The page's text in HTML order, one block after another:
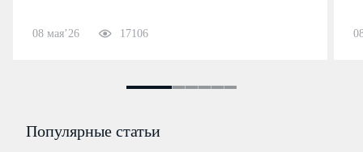
08 мая’26 17106
Популярные статьи